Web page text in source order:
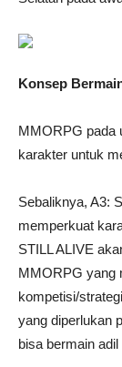
Konsep
MMORPG pada
karakter untuk
Sebaliknya, A3:
memperkuat
STILL ALIVE
MMORPG yang
kompetisi/
yang diperlukan
bisa bermain